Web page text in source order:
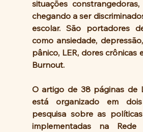
situações
chegando a ser
escolar. São portadores
como ansiedade,
pânico, LER, dores crônicas
Burnout.
O artigo de 38 páginas de
está organizado em dois
pesquisa sobre as
implementadas na